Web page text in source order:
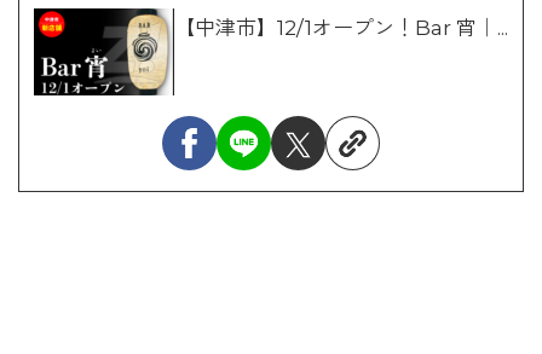
【中津市】12/1オープン！Bar 宵｜...